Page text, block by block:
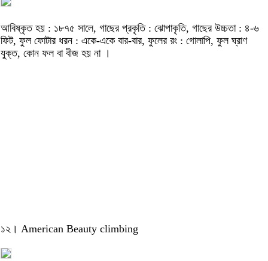
আবিষ্কৃত হয় : ১৮৭৫ সালে, গাছের প্রকৃতি : ঝোপাকৃতি, গাছের উচ্চতা : ৪-৬
ফিট, ফুল ফোটার ধরন : একে-একে বার-বার, ফুলের রং : গোলাপি, ফুল ঘ্রাণ
যুক্ত, কোন ফল বা বীজ হয় না ।
১২। American Beauty climbing